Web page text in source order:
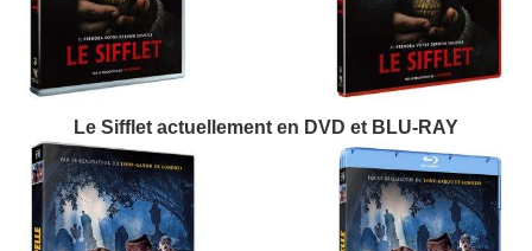
Le Sifflet actuellement en DVD et BLU-RAY